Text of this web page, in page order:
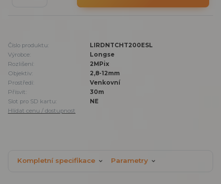
Číslo produktu:
LIRDNTCHT200ESL
Výrobce:
Longse
Rozlišení:
2MPix
Objektiv:
2,8-12mm
Prostředí:
Venkovní
Přísvit:
30m
Slot pro SD kartu:
NE
Hlídat cenu / dostupnost
Kompletní specifikace Parametry